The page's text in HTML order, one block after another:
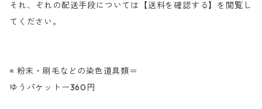
それ、ぞれの配送手段については【送料を確認する】を閲覧し
てください。
= 粉末・刷毛などの染色道具類＝
ゆうパケットー360円